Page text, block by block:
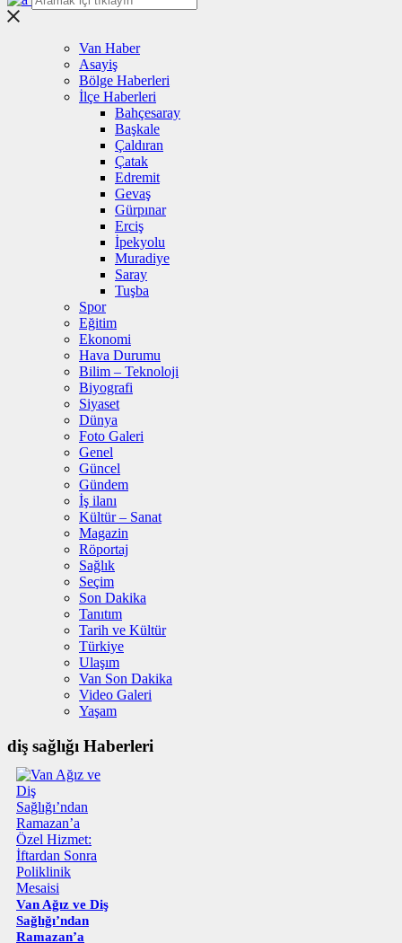
Van Haber
Asayiş
Bölge Haberleri
İlçe Haberleri
Bahçesaray
Başkale
Çaldıran
Çatak
Edremit
Gevaş
Gürpınar
Erciş
İpekyolu
Muradiye
Saray
Tuşba
Spor
Eğitim
Ekonomi
Hava Durumu
Bilim – Teknoloji
Biyografi
Siyaset
Dünya
Foto Galeri
Genel
Güncel
Gündem
İş ilanı
Kültür – Sanat
Magazin
Röportaj
Sağlık
Seçim
Son Dakika
Tanıtım
Tarih ve Kültür
Türkiye
Ulaşım
Van Son Dakika
Video Galeri
Yaşam
diş sağlığı Haberleri
Van Ağız ve Diş
Sağlığı’ndan
Ramazan’a